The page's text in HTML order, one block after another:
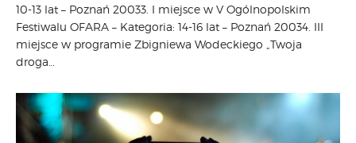
10-13 lat – Poznań 20033. I miejsce w V Ogólnopolskim
Festiwalu OFARA – Kategoria: 14-16 lat – Poznań 20034. III
miejsce w programie Zbigniewa Wodeckiego „Twoja
droga…